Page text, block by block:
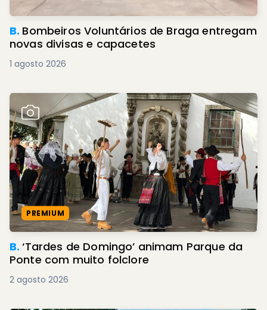
B. Bombeiros Voluntários de Braga entregam
novas divisas e capacetes
1 agosto 2026
PREMIUM
B.‘Tardes de Domingo’ animam Parque da
Ponte com muito folclore
2 agosto 2026